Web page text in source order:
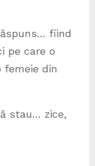
fiind
pe care o
femeie din
stau… zice,